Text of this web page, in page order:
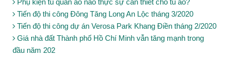
Phụ kiện tủ quần áo nào thực sự cần thiết cho tủ áo?
Tiến độ thi công Đông Tăng Long An Lộc tháng 3/2020
Tiến độ thi công dự án Verosa Park Khang Điền tháng 2/2020
Giá nhà đất Thành phố Hồ Chí Minh vẫn tăng mạnh trong
đầu năm 202